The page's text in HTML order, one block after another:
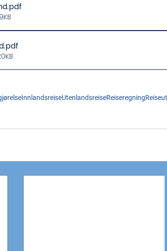
.pdf
.pdf
InnlandsreiseUtenlandsreiseReiseregning